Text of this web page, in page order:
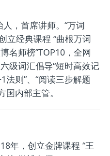
，首席讲师。“万词
立经典课程 “曲根万词
名师榜”TOP10，全网
级词汇倡导“短时高效记
法则”、“阅读三步解题
国内部主管。
年，创立金牌课程 “王